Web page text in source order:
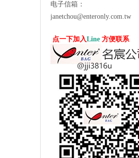
电子信箱：
janetchou@enteronly.com.tw
点一下加入Line 方便联系